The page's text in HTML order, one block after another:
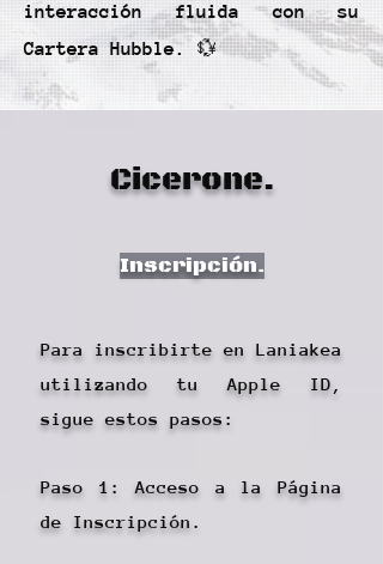
interacción fluida con su
Cartera Hubble. 💱
Cicerone.
Inscripción.
Para inscribirte en Laniakea
utilizando tu Apple ID,
sigue estos pasos:
Paso 1: Acceso a la Página
de Inscripción.